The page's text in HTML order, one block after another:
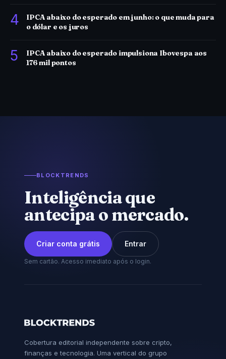
4
IPCA abaixo do esperado em junho: o que muda para
o dólar e os juros
5
IPCA abaixo do esperado impulsiona Ibovespa aos
176 mil pontos
BLOCKTRENDS
Inteligência que
antecipa o mercado.
Criar conta grátis Entrar
Sem cartão. Acesso imediato após o login.
Cobertura editorial independente sobre cripto,
finanças e tecnologia. Uma vertical do grupo